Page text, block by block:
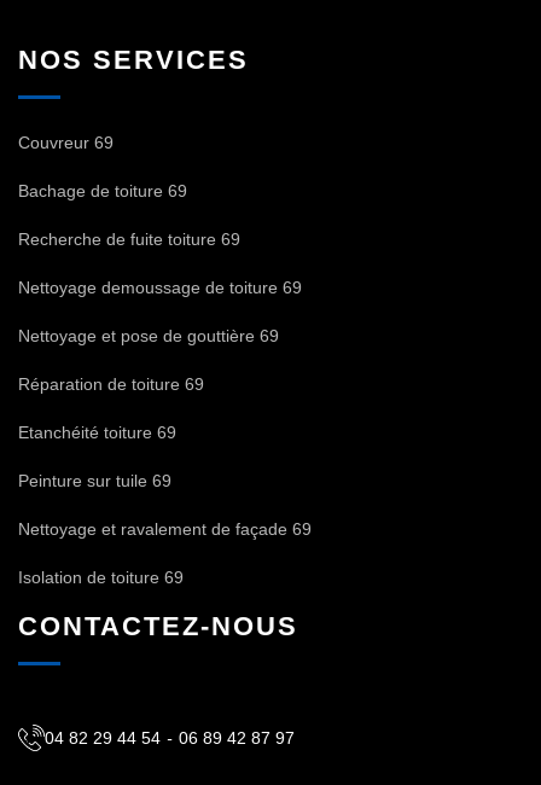
NOS SERVICES
Couvreur 69
Bachage de toiture 69
Recherche de fuite toiture 69
Nettoyage demoussage de toiture 69
Nettoyage et pose de gouttière 69
Réparation de toiture 69
Etanchéité toiture 69
Peinture sur tuile 69
Nettoyage et ravalement de façade 69
Isolation de toiture 69
CONTACTEZ-NOUS
04 82 29 44 54 - 06 89 42 87 97